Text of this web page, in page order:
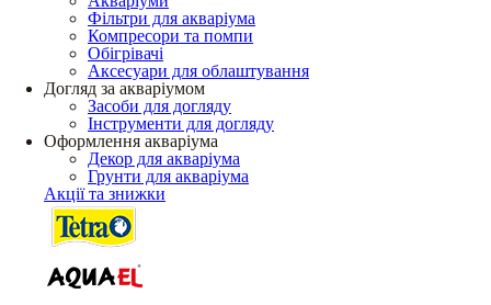
Фільтри для акваріума
Компресори та помпи
Обігрівачі
Аксесуари для облаштування
Догляд за акваріумом
Засоби для догляду
Інструменти для догляду
Оформлення акваріума
Декор для акваріума
Грунти для акваріума
Акції та знижки